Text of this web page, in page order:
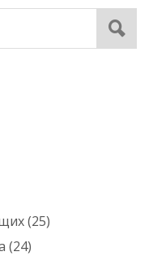
(25)
(24)